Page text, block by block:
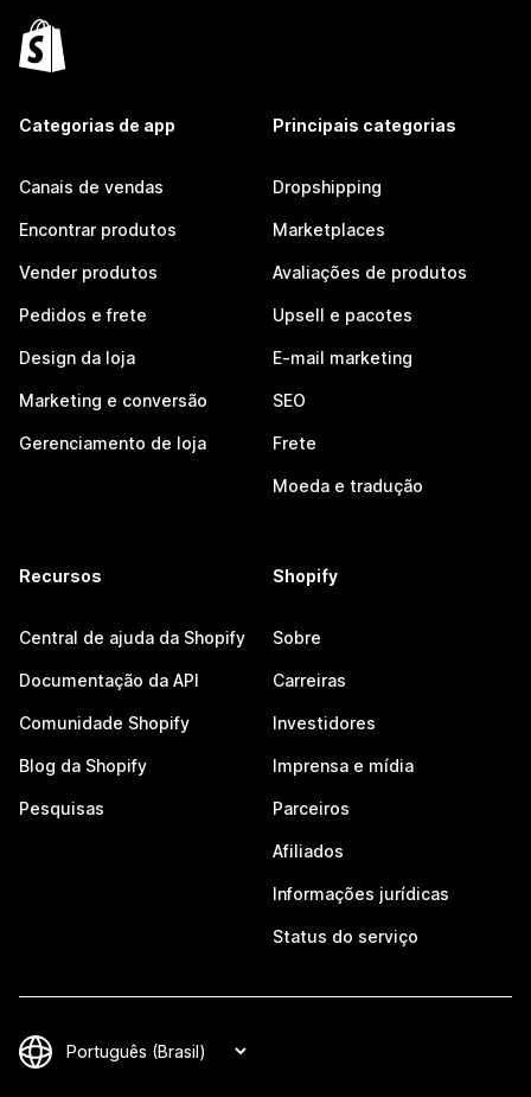
Categorias de app
Canais de vendas
Encontrar produtos
Vender produtos
Pedidos e frete
Design da loja
Marketing e conversão
Gerenciamento de loja
Principais categorias
Dropshipping
Marketplaces
Avaliações de produtos
Upsell e pacotes
E-mail marketing
SEO
Frete
Moeda e tradução
Recursos
Central de ajuda da Shopify
Documentação da API
Comunidade Shopify
Blog da Shopify
Pesquisas
Shopify
Sobre
Carreiras
Investidores
Imprensa e mídia
Parceiros
Afiliados
Informações jurídicas
Status do serviço